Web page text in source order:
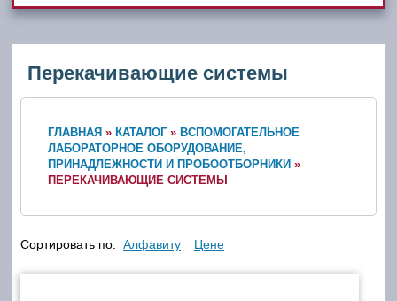
Перекачивающие системы
ГЛАВНАЯ » КАТАЛОГ » ВСПОМОГАТЕЛЬНОЕ
ЛАБОРАТОРНОЕ ОБОРУДОВАНИЕ,
ПРИНАДЛЕЖНОСТИ И ПРОБООТБОРНИКИ »
ПЕРЕКАЧИВАЮЩИЕ СИСТЕМЫ
Сортировать по: Алфавиту Цене